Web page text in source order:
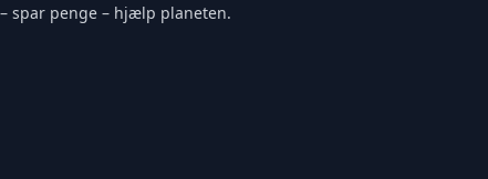
– spar penge – hjælp planeten.